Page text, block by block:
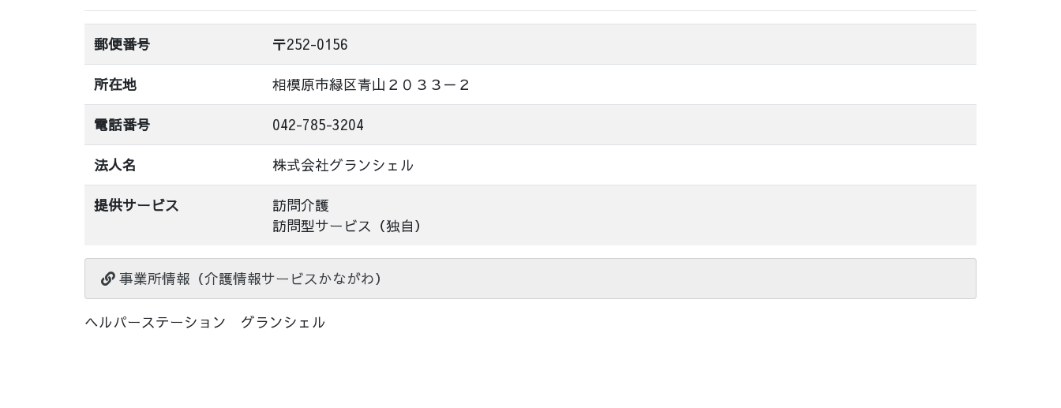
郵便番号 〒252-0156
所在地 相模原市緑区青山２０３３－２
電話番号 042-785-3204
法人名 株式会社グランシェル
提供サービス
訪問介護
訪問型サービス（独自）
事業所情報（介護情報サービスかながわ）
ヘルパーステーション グランシェル